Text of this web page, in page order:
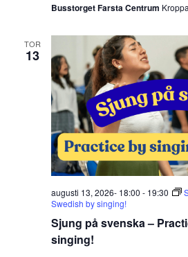
Busstorget Farsta Centrum
TOR
13
Sjung på svenska –
singing!
augusti 13, 2026- 18:00 - 19:30
Swedish by singing!